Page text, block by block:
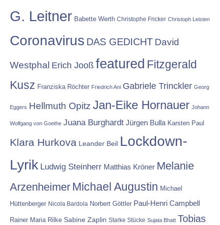
G. Leitner Babette Werth Christophe Fricker Christoph Leisten
Coronavirus DAS GEDICHT David
Westphal Erich Jooß featured Fitzgerald
Kusz Franziska Röchter Friedrich Ani Gabriele Trinckler Georg
Eggers Hellmuth Opitz Jan-Eike Hornauer Johann
Wolfgang von Goethe Juana Burghardt Jürgen Bulla Karsten Paul
Klara Hurkova Leander Beil Lockdown-
Lyrik Ludwig Steinherr Matthias Kröner Melanie
Arzenheimer Michael Augustin Michael
Hüttenberger Nicola Bardola Norbert Göttler Paul-Henri Campbell
Rainer Maria Rilke Sabine Zaplin Starke Stücke Sujata Bhatt Tobias